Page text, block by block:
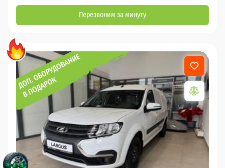
Перезвоним за минуту